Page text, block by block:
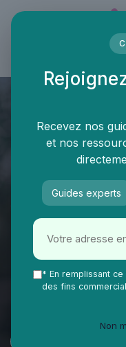
QVT Market Enjeux
Comment
de
améliorer
Recevez nos
et nos
Guides experts
* En remplissant
des fins
Non
Panneau de gestion